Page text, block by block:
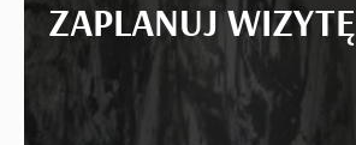
ZAPLANUJ WIZYTĘ